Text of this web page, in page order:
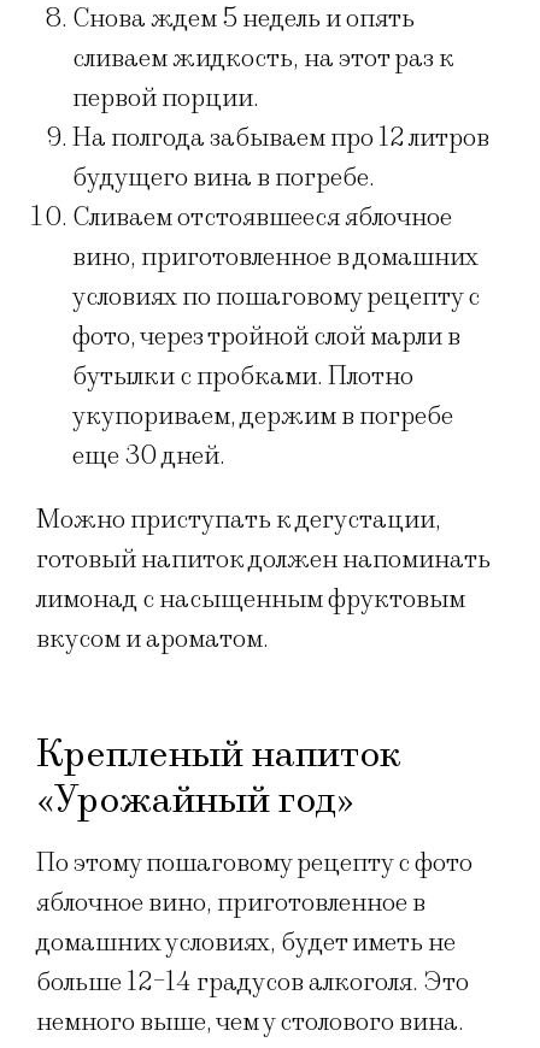
Снова ждем 5 недель и опять
сливаем жидкость, на этот раз к
первой порции.
На полгода забываем про 12 литров
будущего вина в погребе.
Сливаем отстоявшееся яблочное
вино, приготовленное в домашних
условиях по пошаговому рецепту с
фото, ​через тройной слой марли в
бутылки с пробками. Плотно
укупориваем, держим в погребе
еще 30 дней.
Можно приступать к дегустации,
готовый напиток должен напоминать
лимонад с насыщенным фруктовым
вкусом и ароматом.
Крепленый напиток
«Урожайный год»
По этому пошаговому рецепту с фото
яблочное вино, приготовленное в
домашних условиях, будет иметь не
больше 12-14 градусов алкоголя. Это
немного выше, чем у столового вина.